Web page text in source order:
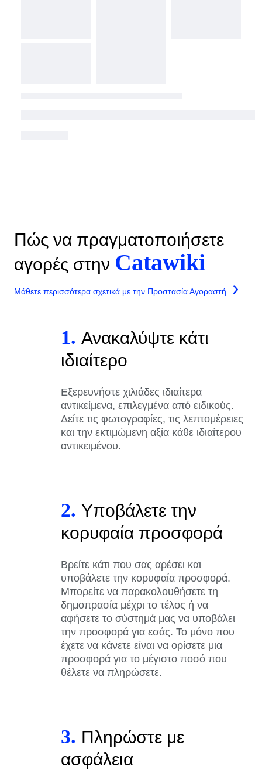
Πώς να πραγματοποιήσετε
αγορές στην Catawiki
Μάθετε περισσότερα σχετικά με την Προστασία Αγοραστή
1. Ανακαλύψτε κάτι
ιδιαίτερο
Εξερευνήστε χιλιάδες ιδιαίτερα
αντικείμενα, επιλεγμένα από ειδικούς.
Δείτε τις φωτογραφίες, τις λεπτομέρειες
και την εκτιμώμενη αξία κάθε ιδιαίτερου
αντικειμένου.
2. Υποβάλετε την
κορυφαία προσφορά
Βρείτε κάτι που σας αρέσει και
υποβάλετε την κορυφαία προσφορά.
Μπορείτε να παρακολουθήσετε τη
δημοπρασία μέχρι το τέλος ή να
αφήσετε το σύστημά μας να υποβάλει
την προσφορά για εσάς. Το μόνο που
έχετε να κάνετε είναι να ορίσετε μια
προσφορά για το μέγιστο ποσό που
θέλετε να πληρώσετε.
3. Πληρώστε με
ασφάλεια